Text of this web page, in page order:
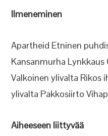
Ilmeneminen
Apartheid Etninen
Kansanmurha
Valkoinen ylivalta Rikos
ylivalta Pakkosiirto
Aiheeseen liittyvää